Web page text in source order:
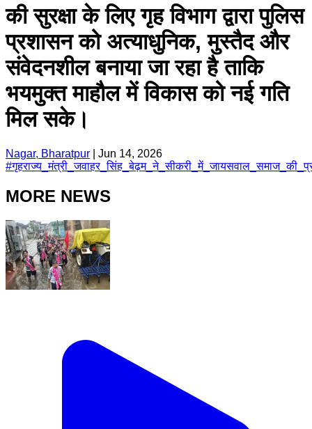
की सुरक्षा के लिए गृह विभाग द्वारा पुलिस
प्रशासन को अत्याधुनिक, मुस्तैद और
संवेदनशील बनाया जा रहा है ताकि
भयमुक्त माहौल में विकास को नई गति
मिल सके।
Nagar, Bharatpur
Jun 14, 2026
#
MORE NEWS